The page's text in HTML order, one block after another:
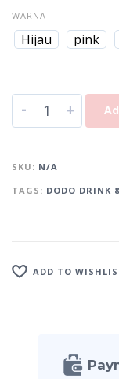
WARNA
Hijau pink
- +
t
e
t
SKU: N/A
TAGS: DODO DRINK
ADD TO